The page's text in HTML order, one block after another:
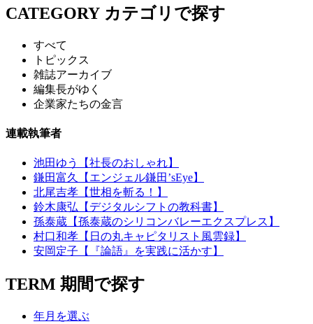
CATEGORY カテゴリで探す
すべて
トピックス
雑誌アーカイブ
編集長がゆく
企業家たちの金言
連載執筆者
池田ゆう【社長のおしゃれ】
鎌田富久【エンジェル鎌田’sEye】
北尾吉孝【世相を斬る！】
鈴木康弘【デジタルシフトの教科書】
孫泰蔵【孫泰蔵のシリコンバレーエクスプレス】
村口和孝【日の丸キャピタリスト風雲録】
安岡定子【『論語』を実践に活かす】
TERM 期間で探す
年月を選ぶ